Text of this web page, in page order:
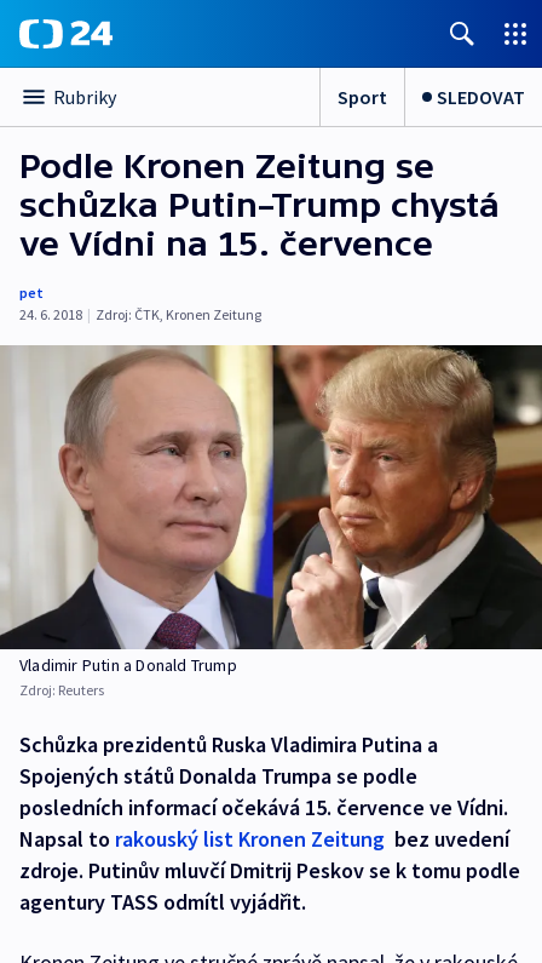
Rubriky Sport SLEDOVAT
Podle Kronen Zeitung se
schůzka Putin–Trump chystá
ve Vídni na 15. července
pet
24. 6. 2018 | Zdroj: ČTK, Kronen Zeitung
Vladimir Putin a Donald Trump
Zdroj: Reuters
Schůzka prezidentů Ruska Vladimira Putina a
Spojených států Donalda Trumpa se podle
posledních informací očekává 15. července ve Vídni.
Napsal to rakouský list Kronen Zeitung bez uvedení
zdroje. Putinův mluvčí Dmitrij Peskov se k tomu podle
agentury TASS odmítl vyjádřit.